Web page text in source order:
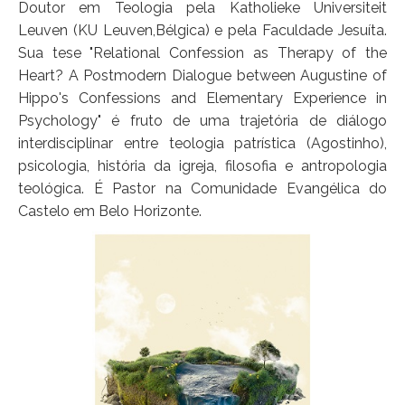
Doutor em Teologia pela Katholieke Universiteit
Leuven (KU Leuven,Bélgica) e pela Faculdade Jesuíta.
Sua tese "Relational Confession as Therapy of the
Heart? A Postmodern Dialogue between Augustine of
Hippo's Confessions and Elementary Experience in
Psychology" é fruto de uma trajetória de diálogo
interdisciplinar entre teologia patrística (Agostinho),
psicologia, história da igreja, filosofia e antropologia
teológica. É Pastor na Comunidade Evangélica do
Castelo em Belo Horizonte.